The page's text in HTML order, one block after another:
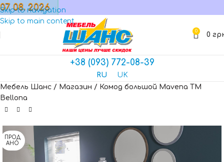
Skip to navigation
Skip to main content
МАГАЗИН
0 0
+38 (093) 772-08-39
RU
UK
Мебель Шанс / Магазин / Комод большой Mavena TM
Bellona
ПРОД
АНО
07. 08. 2026